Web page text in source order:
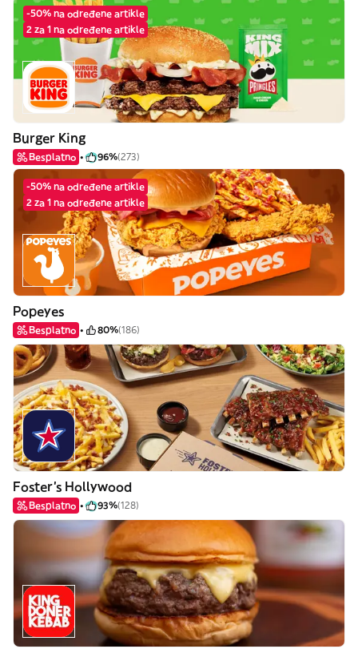
-50% na određene artikle
2 za 1 na određene artikle
Burger King
Besplatno 96%(273)
-50% na određene artikle
2 za 1 na određene artikle
Popeyes
Besplatno 80%(186)
Foster's Hollywood
Besplatno 93%(128)